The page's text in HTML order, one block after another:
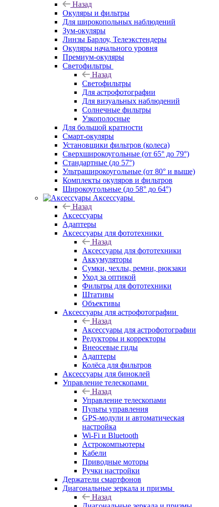
Назад
Окуляры и фильтры
Для широкопольных наблюдений
Зум-окуляры
Линзы Барлоу, Телеэкстендеры
Окуляры начального уровня
Премиум-окуляры
Светофильтры
Назад
Светофильтры
Для астрофотографии
Для визуальных наблюдений
Солнечные фильтры
Узкополосные
Для большой кратности
Смарт-окуляры
Установщики фильтров (колеса)
Сверхширокоугольные (от 65° до 79°)
Стандартные (до 57°)
Ультраширокоугольные (от 80° и выше)
Комплекты окуляров и фильтров
Широкоугольные (до 58° до 64°)
Аксессуары
Назад
Аксессуары
Адаптеры
Аксессуары для фототехники
Назад
Аксессуары для фототехники
Аккумуляторы
Сумки, чехлы, ремни, рюкзаки
Уход за оптикой
Фильтры для фототехники
Штативы
Объективы
Аксессуары для астрофотографии
Назад
Аксессуары для астрофотографии
Редукторы и корректоры
Внеосевые гиды
Адаптеры
Колёса для фильтров
Аксессуары для биноклей
Управление телескопами
Назад
Управление телескопами
Пульты управления
GPS-модули и автоматическая
настройка
Wi-Fi и Bluetooth
Астрокомпьютеры
Кабели
Приводные моторы
Ручки настройки
Держатели смартфонов
Диагональные зеркала и призмы
Назад